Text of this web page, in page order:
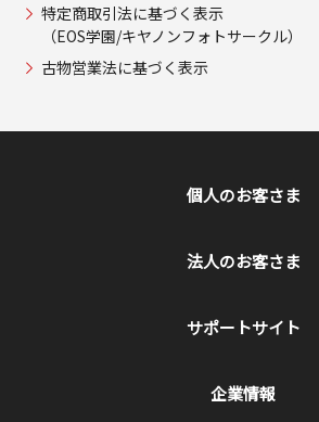
特定商取引法に基づく表示
（EOS学園/キヤノンフォトサークル）
古物営業法に基づく表示
個人のお客さま
法人のお客さま
サポートサイト
企業情報